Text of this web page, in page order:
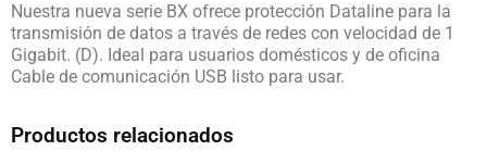
Nuestra nueva serie BX ofrece protección Dataline para la
transmisión de datos a través de redes con velocidad de 1
Gigabit. (D). Ideal para usuarios domésticos y de oficina
Cable de comunicación USB listo para usar.
Productos relacionados